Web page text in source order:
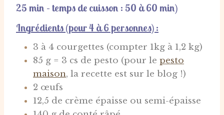
25 min – temps de cuisson : 50 à 60 min)
Ingrédients (pour 4 à 6 personnes) :
3 à 4 courgettes (compter 1kg à 1,2 kg)
85 g = 3 cs de pesto (pour le pesto
maison, la recette est sur le blog !)
2 œufs
12,5 de crème épaisse ou semi-épaisse